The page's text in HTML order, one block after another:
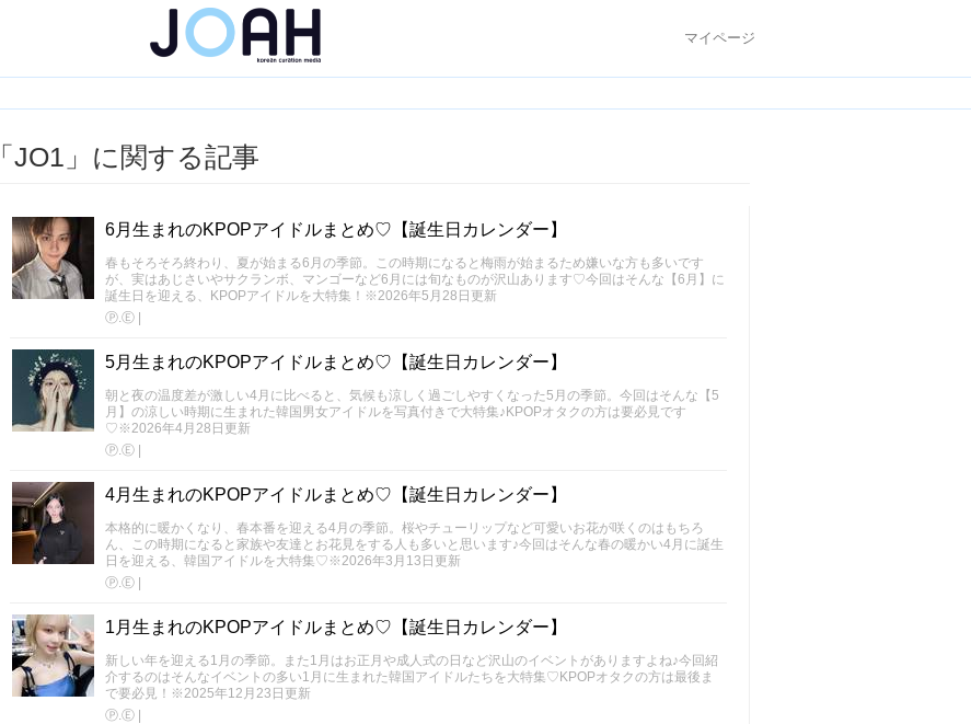
マイページ
「JO1」に関する記事
6月生まれのKPOPアイドルまとめ♡【誕生日カレンダー】
春もそろそろ終わり、夏が始まる6月の季節。この時期になると梅雨が始まるため嫌いな方も多いです
が、実はあじさいやサクランボ、マンゴーなど6月には旬なものが沢山あります♡今回はそんな【6月】に
誕生日を迎える、KPOPアイドルを大特集！※2026年5月28日更新
Ⓟ.Ⓔ|
5月生まれのKPOPアイドルまとめ♡【誕生日カレンダー】
朝と夜の温度差が激しい4月に比べると、気候も涼しく過ごしやすくなった5月の季節。今回はそんな【5
月】の涼しい時期に生まれた韓国男女アイドルを写真付きで大特集♪KPOPオタクの方は要必見です
♡※2026年4月28日更新
Ⓟ.Ⓔ|
4月生まれのKPOPアイドルまとめ♡【誕生日カレンダー】
本格的に暖かくなり、春本番を迎える4月の季節。桜やチューリップなど可愛いお花が咲くのはもちろ
ん、この時期になると家族や友達とお花見をする人も多いと思います♪今回はそんな春の暖かい4月に誕生
日を迎える、韓国アイドルを大特集♡※2026年3月13日更新
Ⓟ.Ⓔ|
1月生まれのKPOPアイドルまとめ♡【誕生日カレンダー】
新しい年を迎える1月の季節。また1月はお正月や成人式の日など沢山のイベントがありますよね♪今回紹
介するのはそんなイベントの多い1月に生まれた韓国アイドルたちを大特集♡KPOPオタクの方は最後ま
で要必見！※2025年12月23日更新
Ⓟ.Ⓔ|